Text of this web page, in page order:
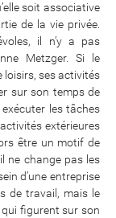
soit associative
de la vie privée.
il n’y a pas
Metzger. Si le
loisirs, ses activités
sur son temps de
les tâches
extérieures
être un motif de
ne change pas les
d’une entreprise
de travail, mais le
figurent sur son